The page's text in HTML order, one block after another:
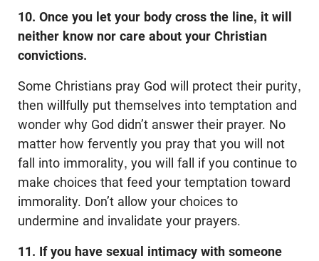
10. Once you let your body cross the line, it will
neither know nor care about your Christian
convictions.
Some Christians pray God will protect their purity,
then willfully put themselves into temptation and
wonder why God didn’t answer their prayer. No
matter how fervently you pray that you will not
fall into immorality, you will fall if you continue to
make choices that feed your temptation toward
immorality. Don’t allow your choices to
undermine and invalidate your prayers.
11. If you have sexual intimacy with someone